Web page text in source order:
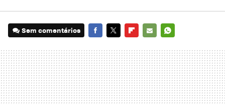
Sem comentários
MAIL